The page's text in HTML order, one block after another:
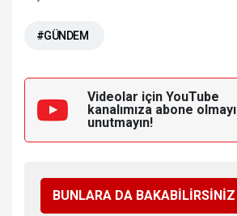
#GÜNDEM
Videolar için YouTube
kanalımıza abone olmayı
unutmayın!
BUNLARA DA BAKABİLİRSİNİZ